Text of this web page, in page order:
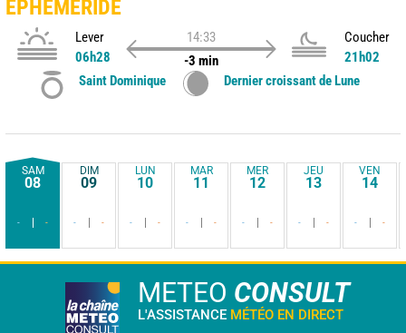
ÉPHÉMÉRIDE
Lever
06h28
14:33
-3 min
Coucher
21h02
Saint Dominique
Dernier croissant de Lune
SAM
08
- -
DIM
09
- -
LUN
10
- -
MAR
11
- -
MER
12
- -
JEU
13
- -
VEN
14
- -
METEO CONSULT
L'ASSISTANCE MÉTÉO EN DIRECT